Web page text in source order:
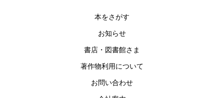
本をさがす
お知らせ
書店・図書館さま
著作物利用について
お問い合わせ